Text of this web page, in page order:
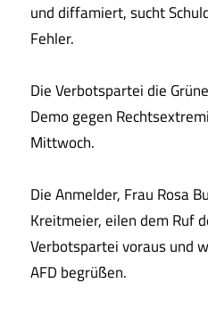
und diffamiert, sucht
Fehler.
Die Verbotspartei die
Demo gegen
Mittwoch.
Die Anmelder, Frau Rosa
Kreitmeier, eilen dem Ruf
Verbotspartei voraus und
AFD begrüßen.